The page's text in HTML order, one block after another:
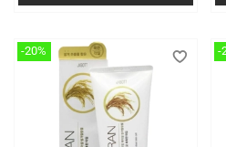
-20% -